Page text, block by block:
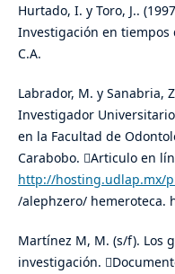
Hurtado, I. y Toro, J..
Investigación en tiempos
C.A.
Labrador, M. y Sanabria,
Investigador
en la Facultad de
Carabobo. Articulo en
http://hosting.udlap.mx/
/alephzero/ hemeroteca.
Martínez M, M. (s/f). Los
investigación.